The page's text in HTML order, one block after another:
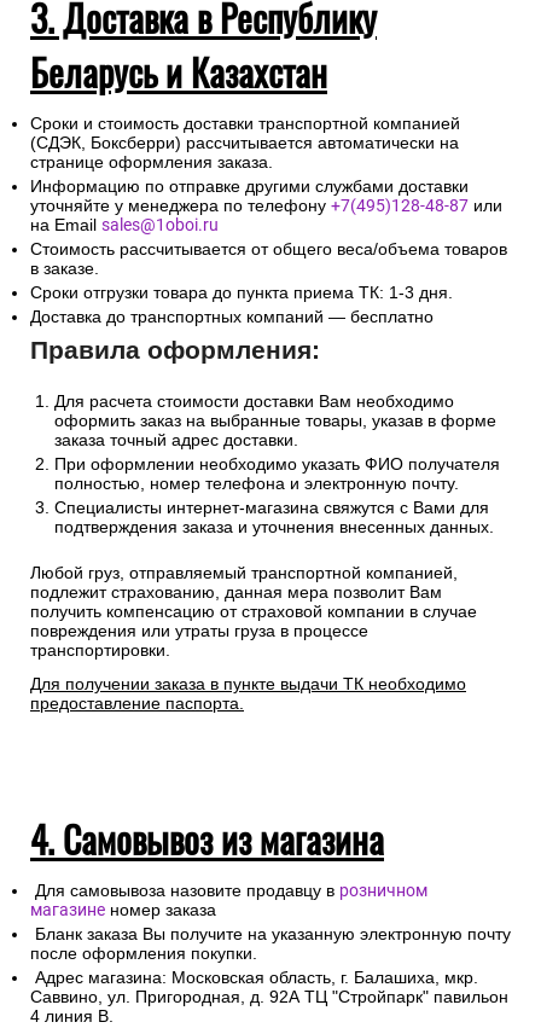
3. Доставка в Республику
Беларусь и Казахстан
Сроки и стоимость доставки транспортной компанией
(СДЭК, Боксберри) рассчитывается автоматически на
странице оформления заказа.
Информацию по отправке другими службами доставки
уточняйте у менеджера по телефону +7(495)128-48-87 или
на Email sales@1oboi.ru
Стоимость рассчитывается от общего веса/объема товаров
в заказе.
Сроки отгрузки товара до пункта приема ТК: 1-3 дня.
Доставка до транспортных компаний — бесплатно
Правила оформления:
Для расчета стоимости доставки Вам необходимо
оформить заказ на выбранные товары, указав в форме
заказа точный адрес доставки.
При оформлении необходимо указать ФИО получателя
полностью, номер телефона и электронную почту.
Специалисты интернет-магазина свяжутся с Вами для
подтверждения заказа и уточнения внесенных данных.
Любой груз, отправляемый транспортной компанией,
подлежит страхованию, данная мера позволит Вам
получить компенсацию от страховой компании в случае
повреждения или утраты груза в процессе
транспортировки.
Для получении заказа в пункте выдачи ТК необходимо
предоставление паспорта.
4. Самовывоз из магазина
Для самовывоза назовите продавцу в розничном
магазине номер заказа
Бланк заказа Вы получите на указанную электронную почту
после оформления покупки.
Адрес магазина: Московская область, г. Балашиха, мкр.
Саввино, ул. Пригородная, д. 92А ТЦ "Стройпарк" павильон
4 линия В.